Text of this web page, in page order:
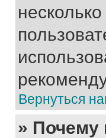
Вернуться
» Почему